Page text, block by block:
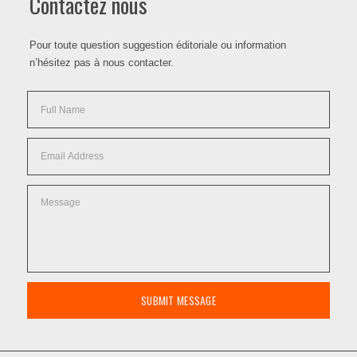
Pour toute question suggestion éditoriale ou information
n’hésitez pas à nous contacter.
SUBMIT MESSAGE